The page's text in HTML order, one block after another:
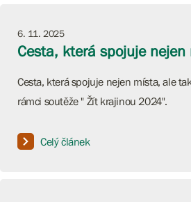
6. 11. 2025
Cesta, která spojuje nejen
Cesta, která spojuje nejen místa, ale
rámci soutěže " Žít krajinou 2024".
Celý článek